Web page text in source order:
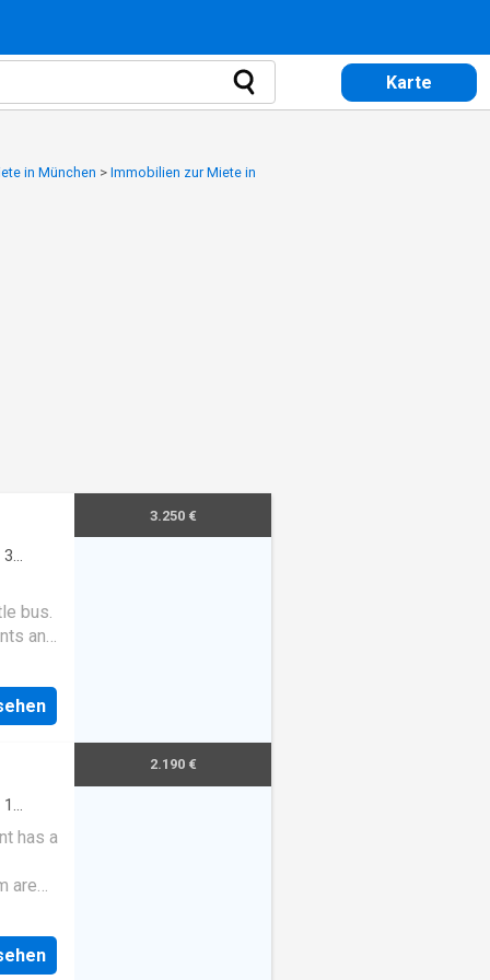
Karte
in München > Immobilien zur Miete in
3
bus.
and
3.250 €
1
has a
are
2.190 €